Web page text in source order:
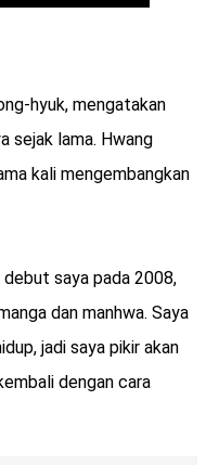
hyuk, mengatakan
sejak lama. Hwang
kali mengembangkan
saya pada 2008,
dan manhwa. Saya
jadi saya pikir akan
dengan cara